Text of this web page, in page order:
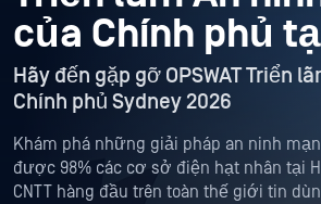
của Chính phủ
Hãy đến gặp gỡ OPSWAT Triển
Chính phủ Sydney 2026
Khám phá những giải pháp an ninh
được 98% các cơ sở điện hạt nhân tại
CNTT hàng đầu trên toàn thế giới tin